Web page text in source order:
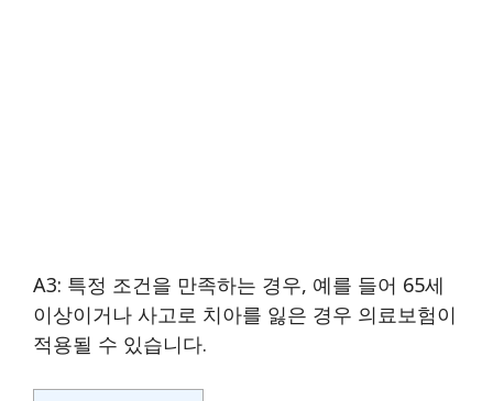
A3: 특정 조건을 만족하는 경우, 예를 들어 65세
이상이거나 사고로 치아를 잃은 경우 의료보험이
적용될 수 있습니다.